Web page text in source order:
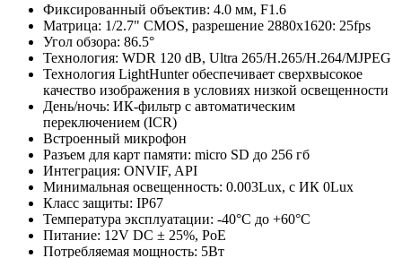
Фиксированный объектив: 4.0 мм, F1.6
Матрица: 1/2.7" CMOS, разрешение 2880x1620: 25fps
Угол обзора: 86.5°
Технология: WDR 120 dB, Ultra 265/H.265/H.264/MJPEG
Технология LightHunter обеспечивает сверхвысокое
качество изображения в условиях низкой освещенности
День/ночь: ИК-фильтр с автоматическим
переключением (ICR)
Встроенный микрофон
Разъем для карт памяти: micro SD до 256 гб
Интеграция: ONVIF, API
Минимальная освещенность: 0.003Lux, c ИК 0Lux
Класс защиты: IP67
Температура эксплуатации: -40°C до +60°C
Питание: 12V DC ± 25%, PoE
Потребляемая мощность: 5Вт